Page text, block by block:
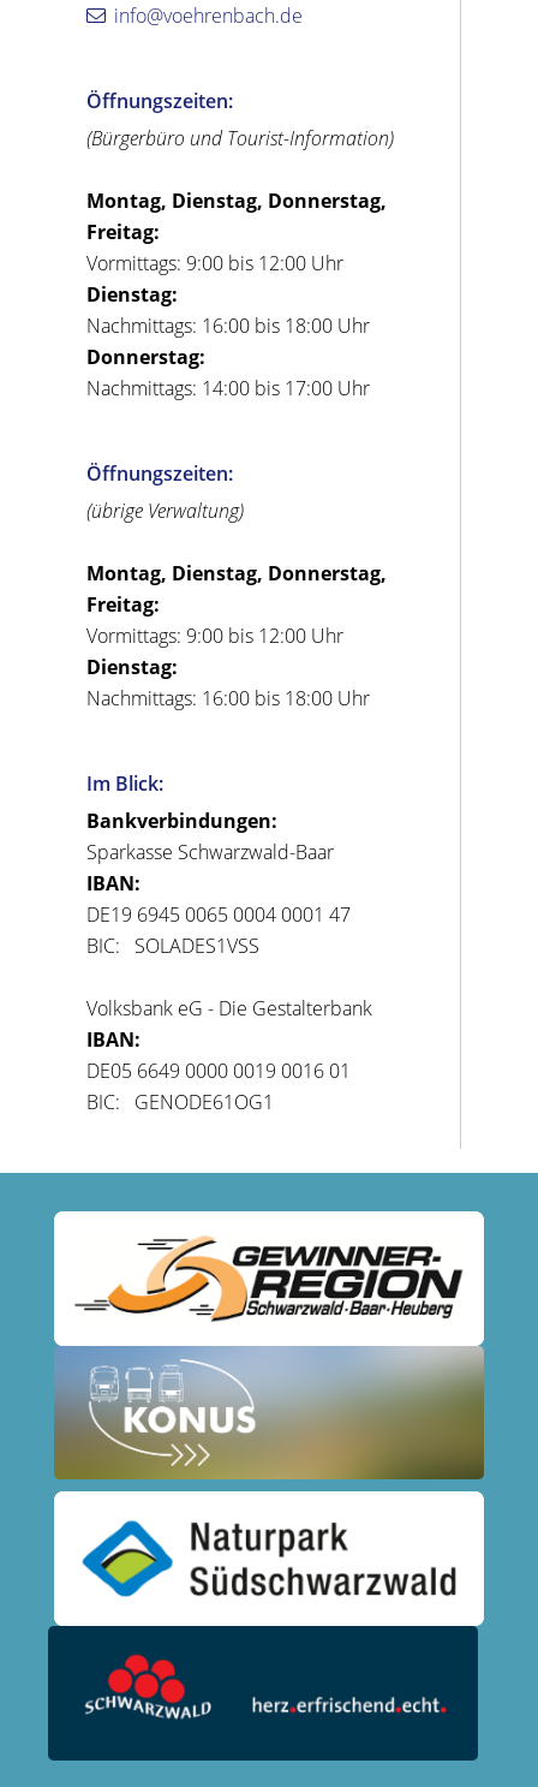
info@voehrenbach.de
Öffnungszeiten:
(Bürgerbüro und Tourist-Information)
Montag, Dienstag, Donnerstag,
Freitag:
Vormittags: 9:00 bis 12:00 Uhr
Dienstag:
Nachmittags: 16:00 bis 18:00 Uhr
Donnerstag:
Nachmittags: 14:00 bis 17:00 Uhr
Öffnungszeiten:
(übrige Verwaltung)
Montag, Dienstag, Donnerstag,
Freitag:
Vormittags: 9:00 bis 12:00 Uhr
Dienstag:
Nachmittags: 16:00 bis 18:00 Uhr
Im Blick:
Bankverbindungen:
Sparkasse Schwarzwald-Baar
IBAN:
DE19 6945 0065 0004 0001 47
BIC: SOLADES1VSS
Volksbank eG - Die Gestalterbank
IBAN:
DE05 6649 0000 0019 0016 01
BIC: GENODE61OG1